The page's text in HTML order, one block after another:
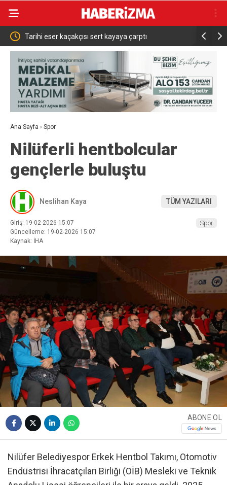
sert kayaya çarptı Bakan Çiftçi Sinop’ta 525 milyon
açtı: “Devlet vatandaşına daha
Ana Sayfa › Spor
Nilüferli hentbolcular
gençlerle buluştu
Neslihan Kaya TÜM YAZILARI
Giriş: 19-02-2026 15:07
Güncelleme: 19-02-2026 15:07
Kaynak: İHA
Spor
ABONE OL
Nilüfer Belediyespor Erkek Hentbol Takımı, Otomotiv
Endüstrisi İhracatçıları Birliği (OİB) Mesleki ve Teknik